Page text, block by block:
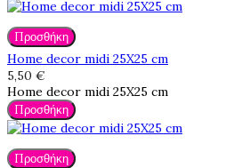
Προσθήκη
Home decor midi 25X25 cm
5,50 €
Home decor midi 25X25 cm
Προσθήκη
Προσθήκη